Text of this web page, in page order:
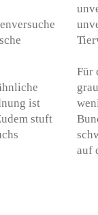
ist
stuft
Für
auf